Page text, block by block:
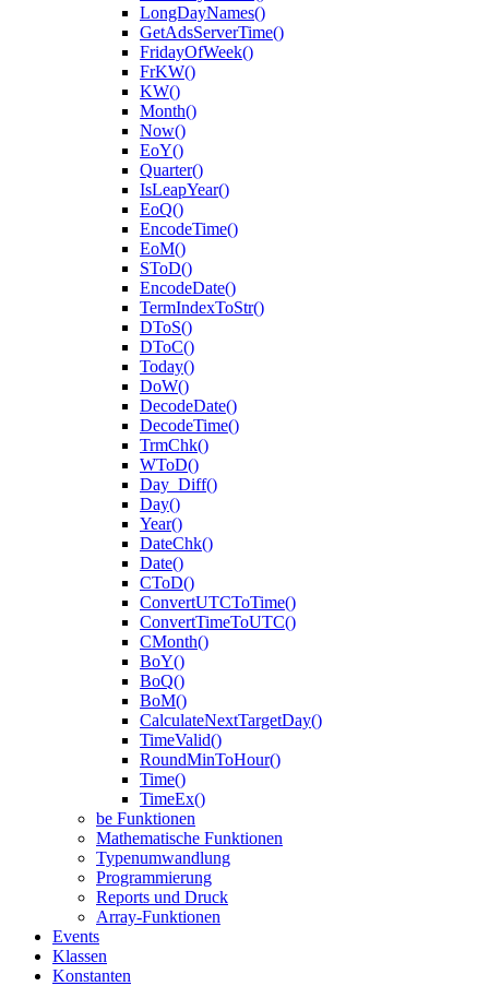
LongDayNames()
GetAdsServerTime()
FridayOfWeek()
FrKW()
KW()
Month()
Now()
EoY()
Quarter()
IsLeapYear()
EoQ()
EncodeTime()
EoM()
SToD()
EncodeDate()
TermIndexToStr()
DToS()
DToC()
Today()
DoW()
DecodeDate()
DecodeTime()
TrmChk()
WToD()
Day_Diff()
Day()
Year()
DateChk()
Date()
CToD()
ConvertUTCToTime()
ConvertTimeToUTC()
CMonth()
BoY()
BoQ()
BoM()
CalculateNextTargetDay()
TimeValid()
RoundMinToHour()
Time()
TimeEx()
be Funktionen
Mathematische Funktionen
Typenumwandlung
Programmierung
Reports und Druck
Array-Funktionen
Events
Klassen
Konstanten